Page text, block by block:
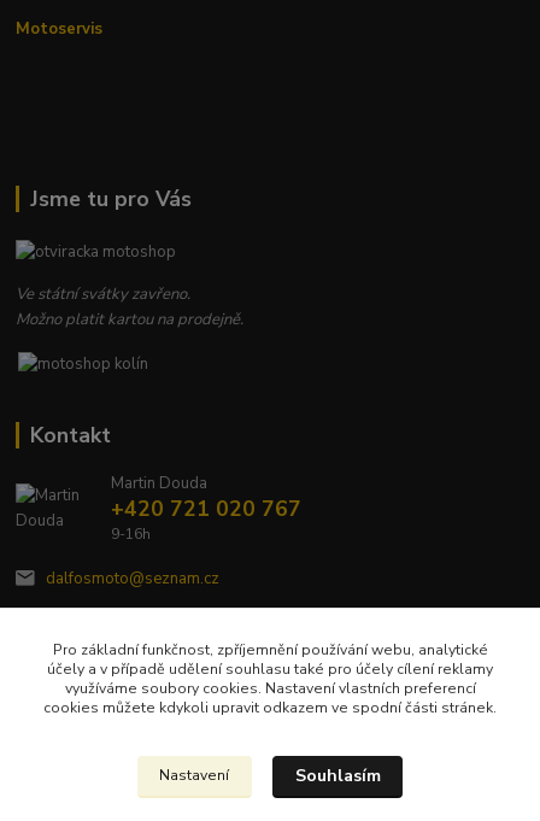
Motoservis
Jsme tu pro Vás
Ve státní svátky zavřeno.
Možno platit kartou na prodejně.
Kontakt
Martin Douda
+420 721 020 767
9-16h
dalfosmoto@seznam.cz
Pro základní funkčnost, zpříjemnění používání webu, analytické
účely a v případě udělení souhlasu také pro účely cílení reklamy
využíváme soubory cookies. Nastavení vlastních preferencí
cookies můžete kdykoli upravit odkazem ve spodní části stránek.
Nastavení Souhlasím